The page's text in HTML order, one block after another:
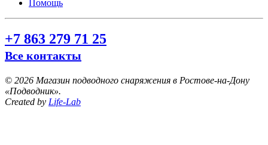
Помощь
+7 863 279 71 25
Все контакты
© 2026 Магазин подводного снаряжения в Ростове-на-Дону
«Подводник».
Created by Life-Lab